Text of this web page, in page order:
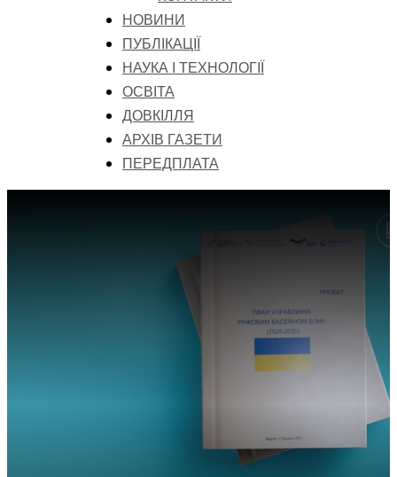
НОВИНИ
ПУБЛІКАЦІЇ
НАУКА І ТЕХНОЛОГІЇ
ОСВІТА
ДОВКІЛЛЯ
АРХІВ ГАЗЕТИ
ПЕРЕДПЛАТА